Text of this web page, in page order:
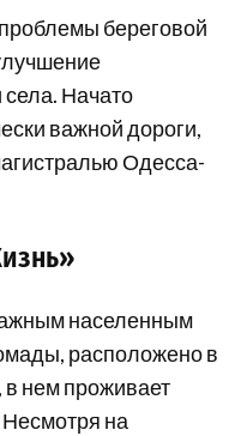
береговой
села. Начато
важной дороги,
Одесса-
населенным
расположено в
в нем проживает
Несмотря на